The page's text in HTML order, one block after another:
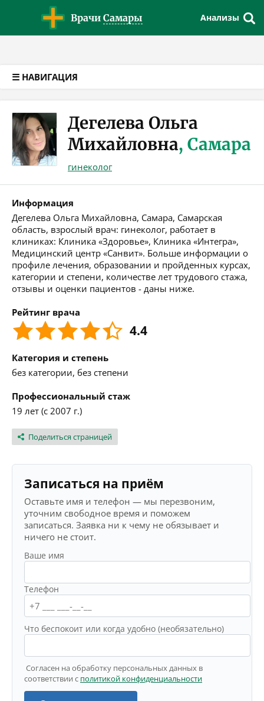
Врачи Самары Анализы
☰ НАВИГАЦИЯ
Дегелева Ольга
Михайловна, Самара
гинеколог
Информация
Дегелева Ольга Михайловна, Самара, Самарская
область, взрослый врач: гинеколог, работает в
клиниках: Клиника «Здоровье», Клиника «Интегра»,
Медицинский центр «Санвит». Больше информации о
профиле лечения, образовании и пройденных курсах,
категории и степени, количестве лет трудового стажа,
отзывы и оценки пациентов - даны ниже.
Рейтинг врача
4.4
Категория и степень
без категории, без степени
Профессиональный стаж
19 лет (с 2007 г.)
Поделиться страницей
Записаться на приём
Оставьте имя и телефон — мы перезвоним,
уточним свободное время и поможем
записаться. Заявка ни к чему не обязывает и
ничего не стоит.
Ваше имя
Телефон
Что беспокоит или когда удобно (необязательно)
Согласен на обработку персональных данных в
соответствии с политикой конфиденциальности